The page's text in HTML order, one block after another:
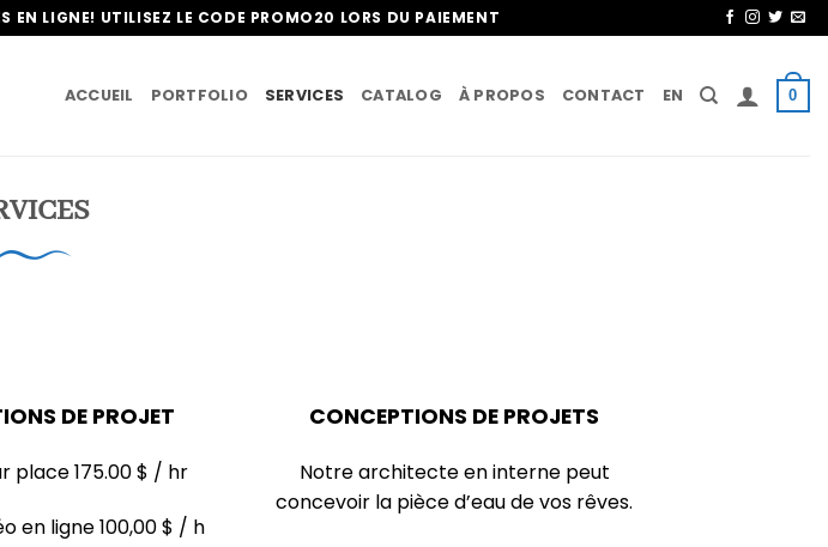
EN LIGNE! UTILISEZ LE CODE PROMO20 LORS DU PAIEMENT
ACCUEIL PORTFOLIO SERVICES CATALOG À PROPOS CONTACT EN 0
DE PROJET
place 175.00 $ / hr
en ligne 100,00 $ / h
CONCEPTIONS DE PROJETS
Notre architecte en interne peut
concevoir la pièce d’eau de vos rêves.